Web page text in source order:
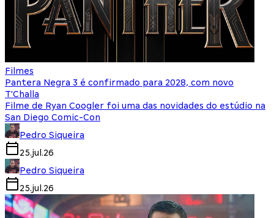
Filmes
Pantera Negra 3 é confirmado para 2028, com novo
T'Challa
Filme de Ryan Coogler foi uma das novidades do estúdio na
San Diego Comic-Con
Pedro Siqueira
25.jul.26
Pedro Siqueira
25.jul.26